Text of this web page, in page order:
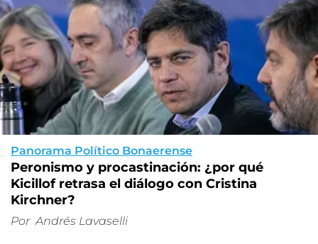
Panorama Político Bonaerense
Peronismo y procastinación: ¿por qué
Kicillof retrasa el diálogo con Cristina
Kirchner?
Por Andrés Lavaselli